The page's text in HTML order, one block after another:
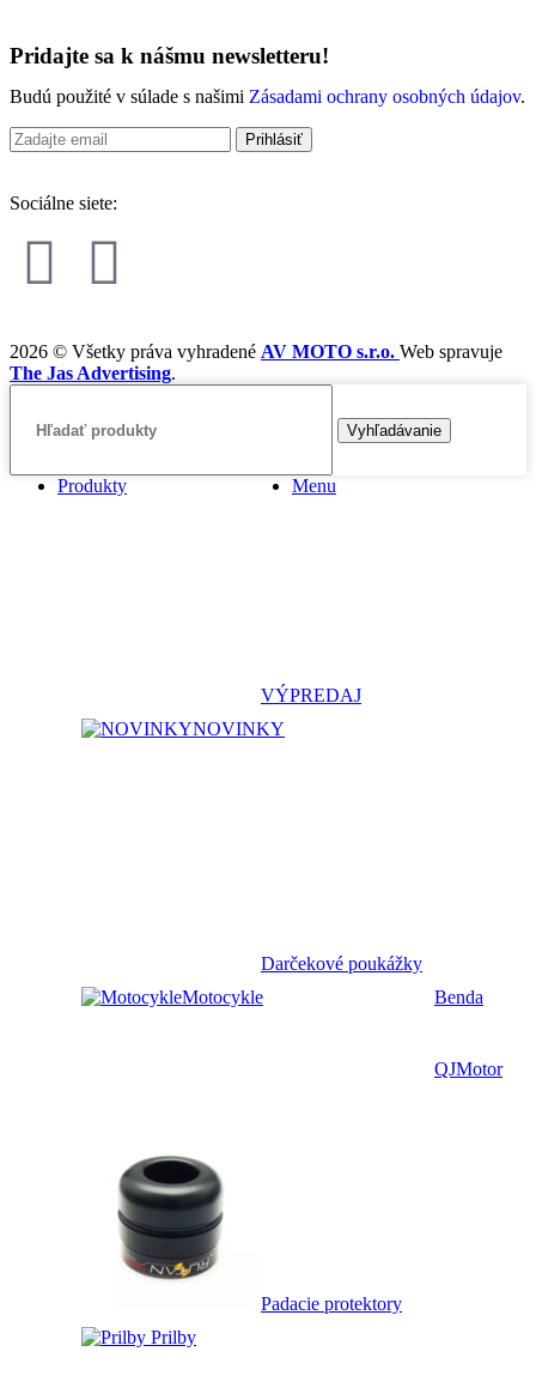
Pridajte sa k nášmu newsletteru!
Budú použité v súlade s našimi Zásadami ochrany osobných údajov.
Sociálne siete:
2026 © Všetky práva vyhradené AV MOTO s.r.o. Web spravuje
The Jas Advertising.
Vyhľadávanie
Menu
Produkty
VÝPREDAJ
NOVINKY
Darčekové poukážky
Motocykle
Benda
QJMotor
Padacie protektory
Prilby